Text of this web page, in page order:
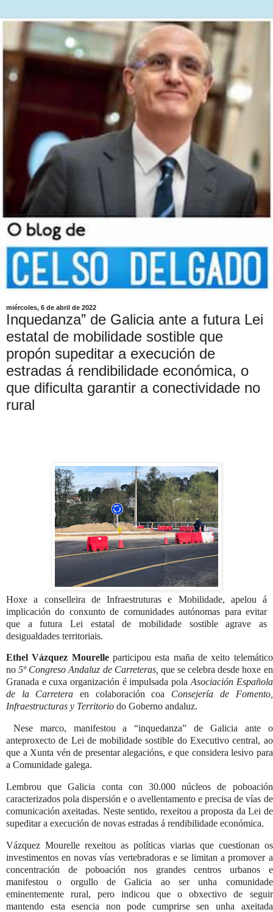
miércoles, 6 de abril de 2022
Inquedanza” de Galicia ante a futura Lei
estatal de mobilidade sostible que
propón supeditar a execución de
estradas á rendibilidade económica, o
que dificulta garantir a conectividade no
rural
Hoxe a conselleira de Infraestruturas e Mobilidade, apelou á
implicación do conxunto de comunidades autónomas para evitar
que a futura Lei estatal de mobilidade sostible agrave as
desigualdades territoriais.
Ethel Vázquez Mourelleparticipou esta maña de xeito telemático
no5º Congreso Andaluz de Carreteras, que se celebra desde hoxe en
Granada e cuxa organización é impulsada polaAsociación Española
de la Carretera en colaboración coa Consejería de Fomento,
Infraestructuras y Territorio do Goberno andaluz.
Nese marco, manifestou a “inquedanza” de Galicia ante o
anteproxecto de Lei de mobilidade sostible do Executivo central, ao
que a Xunta vén de presentar alegacións, e que considera lesivo para
a Comunidade galega.
Lembrou que Galicia conta con 30.000 núcleos de poboación
caracterizados pola dispersión e o avellentamento e precisa de vías de
comunicación axeitadas. Neste sentido, rexeitou a proposta da Lei de
supeditar a execución de novas estradas á rendibilidade económica.
Vázquez Mourelle rexeitou as políticas viarias que cuestionan os
investimentos en novas vías vertebradoras e se limitan a promover a
concentración de poboación nos grandes centros urbanos e
manifestou o orgullo de Galicia ao ser unha comunidade
eminentemente rural, pero indicou que o obxectivo de seguir
mantendo esta esencia non pode cumprirse sen unha axeitada